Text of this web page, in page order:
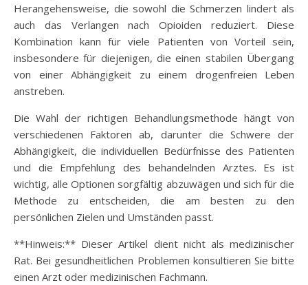
Herangehensweise, die sowohl die Schmerzen lindert als
auch das Verlangen nach Opioiden reduziert. Diese
Kombination kann für viele Patienten von Vorteil sein,
insbesondere für diejenigen, die einen stabilen Übergang
von einer Abhängigkeit zu einem drogenfreien Leben
anstreben.
Die Wahl der richtigen Behandlungsmethode hängt von
verschiedenen Faktoren ab, darunter die Schwere der
Abhängigkeit, die individuellen Bedürfnisse des Patienten
und die Empfehlung des behandelnden Arztes. Es ist
wichtig, alle Optionen sorgfältig abzuwägen und sich für die
Methode zu entscheiden, die am besten zu den
persönlichen Zielen und Umständen passt.
**Hinweis:** Dieser Artikel dient nicht als medizinischer
Rat. Bei gesundheitlichen Problemen konsultieren Sie bitte
einen Arzt oder medizinischen Fachmann.